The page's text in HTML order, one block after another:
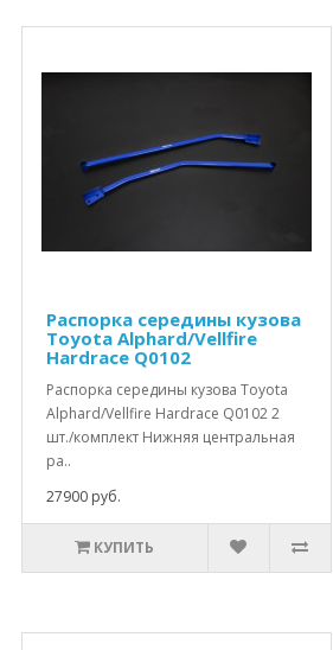
Распорка середины кузова
Toyota Alphard/Vellfire
Hardrace Q0102
Распорка середины кузова Toyota
Alphard/Vellfire Hardrace Q0102 2
шт./комплект Нижняя центральная
ра..
27900 руб.
КУПИТЬ